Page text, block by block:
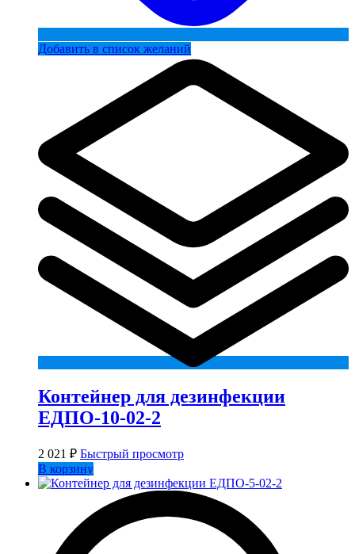
Добавить в список желаний
Контейнер для дезинфекции
ЕДПО-10-02-2
2 021 ₽ Быстрый просмотр
В корзину